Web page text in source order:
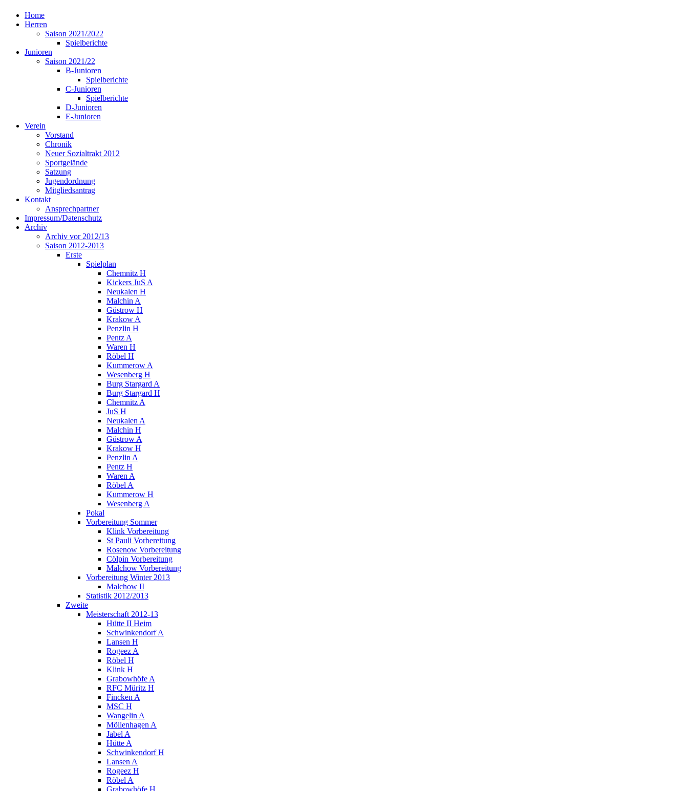
Home
Herren
Saison 2021/2022
Spielberichte
Junioren
Saison 2021/22
B-Junioren
Spielberichte
C-Junioren
Spielberichte
D-Junioren
E-Junioren
Verein
Vorstand
Chronik
Neuer Sozialtrakt 2012
Sportgelände
Satzung
Jugendordnung
Mitgliedsantrag
Kontakt
Ansprechpartner
Impressum/Datenschutz
Archiv
Archiv vor 2012/13
Saison 2012-2013
Erste
Spielplan
Chemnitz H
Kickers JuS A
Neukalen H
Malchin A
Güstrow H
Krakow A
Penzlin H
Pentz A
Waren H
Röbel H
Kummerow A
Wesenberg H
Burg Stargard A
Burg Stargard H
Chemnitz A
JuS H
Neukalen A
Malchin H
Güstrow A
Krakow H
Penzlin A
Pentz H
Waren A
Röbel A
Kummerow H
Wesenberg A
Pokal
Vorbereitung Sommer
Klink Vorbereitung
St Pauli Vorbereitung
Rosenow Vorbereitung
Cölpin Vorbereitung
Malchow Vorbereitung
Vorbereitung Winter 2013
Malchow II
Statistik 2012/2013
Zweite
Meisterschaft 2012-13
Hütte II Heim
Schwinkendorf A
Lansen H
Rogeez A
Röbel H
Klink H
Grabowhöfe A
RFC Müritz H
Fincken A
MSC H
Wangelin A
Möllenhagen A
Jabel A
Hütte A
Schwinkendorf H
Lansen A
Rogeez H
Röbel A